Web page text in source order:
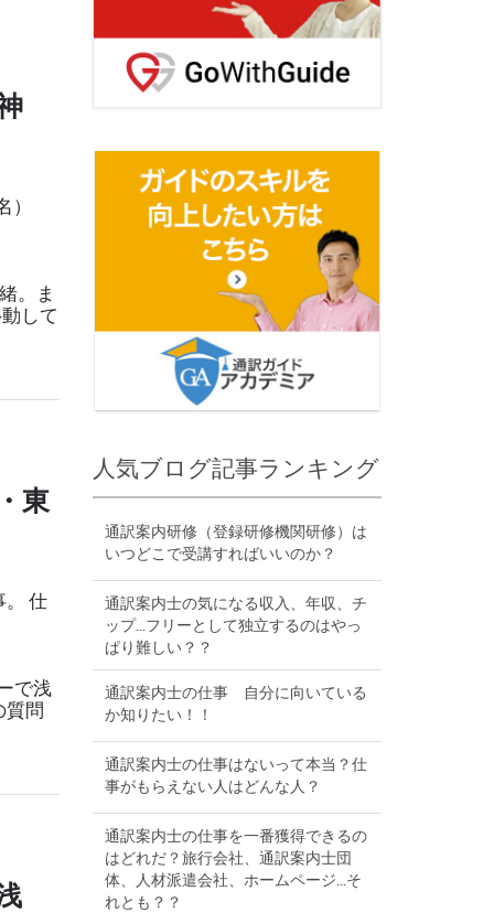
。ま
して
東
。 仕
で浅
質問
人気ブログ記事ランキング
通訳案内研修（登録研修機関研修）は
いつどこで受講すればいいのか？
通訳案内士の気になる収入、年収、チ
ップ...フリーとして独立するのはやっ
ぱり難しい？？
通訳案内士の仕事 自分に向いている
か知りたい！！
通訳案内士の仕事はないって本当？仕
事がもらえない人はどんな人？
通訳案内士の仕事を一番獲得できるの
はどれだ？旅行会社、通訳案内士団
体、人材派遣会社、ホームページ...そ
れとも？？